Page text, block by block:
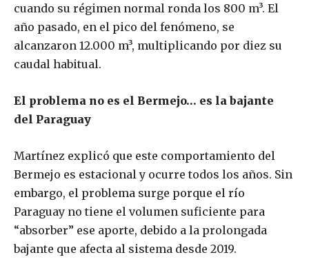
cuando su régimen normal ronda los 800 m³. El
año pasado, en el pico del fenómeno, se
alcanzaron 12.000 m³, multiplicando por diez su
caudal habitual.
El problema no es el Bermejo… es la bajante
del Paraguay
Martínez explicó que este comportamiento del
Bermejo es estacional y ocurre todos los años. Sin
embargo, el problema surge porque el río
Paraguay no tiene el volumen suficiente para
“absorber” ese aporte, debido a la prolongada
bajante que afecta al sistema desde 2019.